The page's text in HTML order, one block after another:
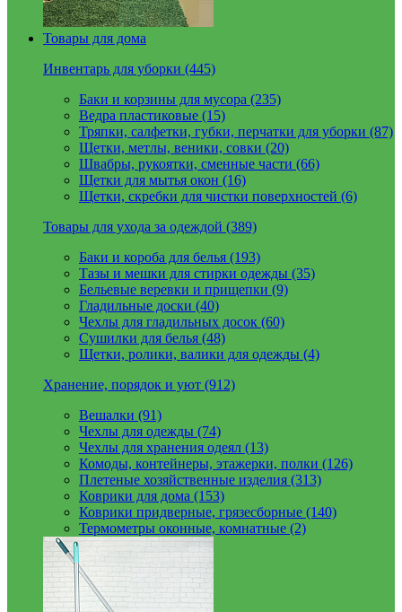
Товары для дома
Инвентарь для уборки (445)
Баки и корзины для мусора (235)
Ведра пластиковые (15)
Тряпки, салфетки, губки, перчатки для уборки (87)
Щетки, метлы, веники, совки (20)
Швабры, рукоятки, сменные части (66)
Щетки для мытья окон (16)
Щетки, скребки для чистки поверхностей (6)
Товары для ухода за одеждой (389)
Баки и короба для белья (193)
Тазы и мешки для стирки одежды (35)
Бельевые веревки и прищепки (9)
Гладильные доски (40)
Чехлы для гладильных досок (60)
Сушилки для белья (48)
Щетки, ролики, валики для одежды (4)
Хранение, порядок и уют (912)
Вешалки (91)
Чехлы для одежды (74)
Чехлы для хранения одеял (13)
Комоды, контейнеры, этажерки, полки (126)
Плетеные хозяйственные изделия (313)
Коврики для дома (153)
Коврики придверные, грязесборные (140)
Термометры оконные, комнатные (2)